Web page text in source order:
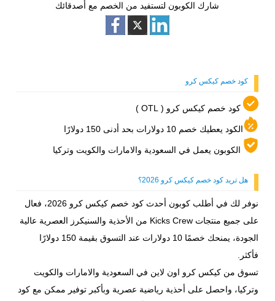
نعم، قم بنسخ رمز كود خصم كيكس كرو ( OTL ) الفوري من
أطلب كوبون، ثم اذهب إلى سلة مشترياتك لتفعيله، وستحصل على
شارك الكوبون لتستفيد من الخصم مع أصدقائك
كود خصم كيكس كرو
كود خصم كيكس كرو ( OTL )
الكود يعطيك خصم 10 دولارات بحد أدنى 150 دولارًا
الكوبون يعمل في السعودية والامارات والكويت وتركيا
هل تريد كود خصم كيكس كرو 2026؟
نوفر لك في أطلب كوبون أحدث كود خصم كيكس كرو 2026، فعال
على جميع منتجات Kicks Crew من الأحذية والسنيكرز العصرية عالية
الجودة، يمنحك خصمًا 10 دولارات عند التسوق بقيمة 150 دولارًا
فأكثر.
تسوق من كيكس كرو اون لاين في السعودية والامارات والكويت
وتركيا، واحصل على أحذية رياضية عصرية وبأكبر توفير ممكن مع كود